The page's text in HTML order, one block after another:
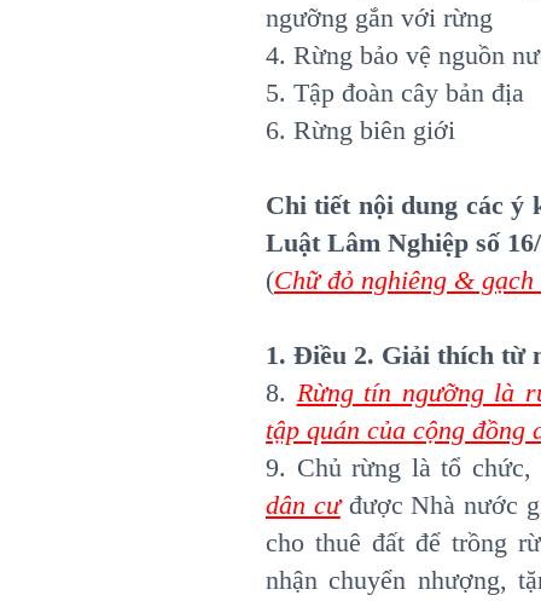
ngưỡng gắn với rừng
4. Rừng bảo vệ nguồn
5. Tập đoàn cây bản địa
6. Rừng biên giới
Chi tiết nội dung các ý
Luật Lâm Nghiệp số
(Chữ đỏ nghiêng & gạch
1. Điều 2. Giải thích từ
8. Rừng tín ngưỡng là
tập quán của cộng đồng
9. Chủ rừng là tổ
dân cưđược Nhà nước
cho thuê đất để trồng
nhận chuyển nhượng,